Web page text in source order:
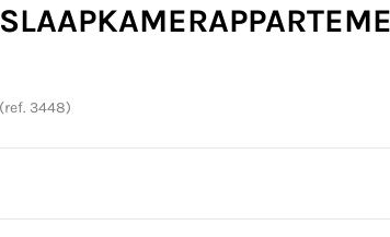
(ref. 3448)